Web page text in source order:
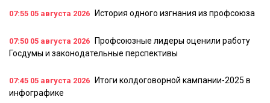
07:55 05 августа 2026 История одного изгнания из профсоюза
07:50 05 августа 2026
Профсоюзные лидеры оценили работу
Госдумы и законодательные перспективы
07:45 05 августа 2026
Итоги колдоговорной кампании-2025 в
инфографике